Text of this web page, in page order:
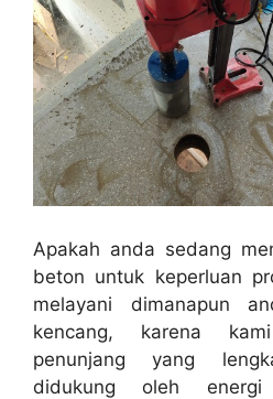
Apakah anda sedang
beton untuk keperluan
melayani dimanapun
kencang, karena
penunjang yang
didukung oleh